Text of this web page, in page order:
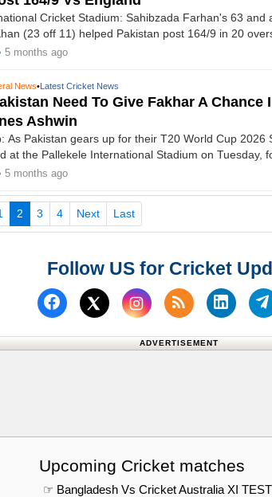
Cricket Stadium: Sahibzada Farhan's 63 and
(23 off 11) helped Pakistan post 164/9 in 20
2 clash in the Super 8s stage of the ICC Men's
5 months ago
News•Latest Cricket News
Need To Give Fakhar A Chance
Ashwin
As Pakistan gears up for their T20 World Cup 2026
at the Pallekele International Stadium on Tuesday,
Ashwin suggested the Salman-led side
5 months ago
2(current)
3 4 Next Last
Follow US for Cricket
Follow us on Facebook
Follow us on X (Twitter)
Subscribe to
ADVERTISEMENT
Upcoming Cricket matches
☞ Bangladesh Vs Cricket Australia XI TEST